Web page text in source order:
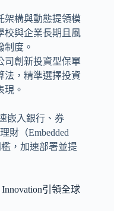
架構與動態提領模
校與企業長期且風
制度。
司創新投資型保單
法，精準選擇投資
現。
嵌入銀行、券
財（Embedded
，加速部署並提
Innovation引領全球